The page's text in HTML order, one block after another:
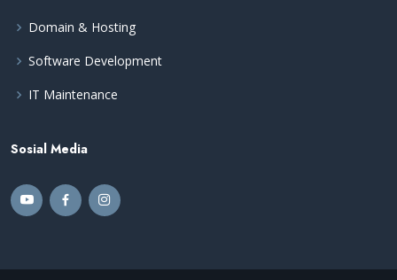
Domain & Hosting
Software Development
IT Maintenance
Sosial Media